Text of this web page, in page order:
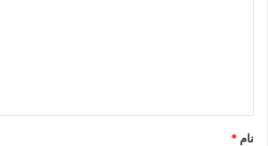
نام *